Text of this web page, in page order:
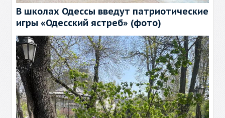
В школах Одессы введут патриотические
игры «Одесский ястреб» (фото)